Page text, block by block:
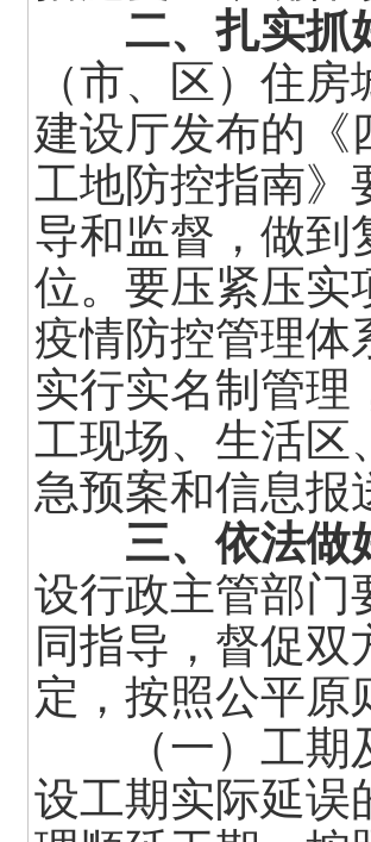
二、扎实抓
（市、区）住
建设厅发布的《
工地防控指南》
导和监督，做到
位。要压紧压实
疫情防控管理体
实行实名制管理
工现场、生活区
急预案和信息报
三、依法做
设行政主管部门
同指导，督促
定，按照公平原
（一）工期及
设工期实际延误